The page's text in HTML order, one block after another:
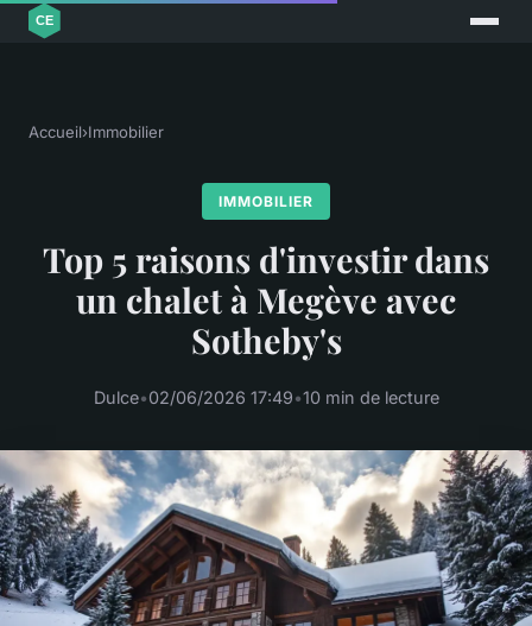
Accueil›Immobilier
IMMOBILIER
Top 5 raisons d'investir dans
un chalet à Megève avec
Sotheby's
Dulce•02/06/2026 17:49•10 min de lecture